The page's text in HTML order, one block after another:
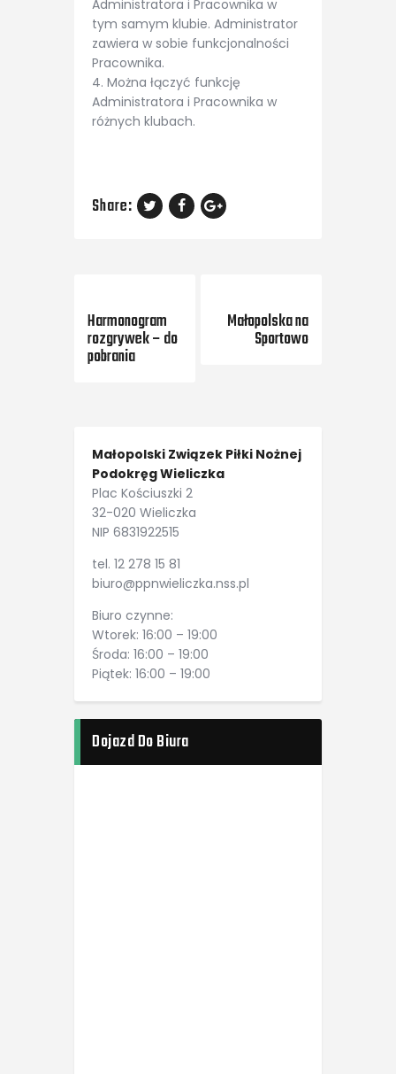
Administratora i Pracownika w
tym samym klubie. Administrator
zawiera w sobie funkcjonalności
Pracownika.
4. Można łączyć funkcję
Administratora i Pracownika w
różnych klubach.
Share:
Harmonogram
rozgrywek – do
pobrania
Małopolska na
Sportowo
Małopolski Związek Piłki Nożnej
Podokręg Wieliczka
Plac Kościuszki 2
32-020 Wieliczka
NIP 6831922515
tel. 12 278 15 81
biuro@ppnwieliczka.nss.pl
Biuro czynne:
Wtorek: 16:00 – 19:00
Środa: 16:00 – 19:00
Piątek: 16:00 – 19:00
Dojazd Do Biura